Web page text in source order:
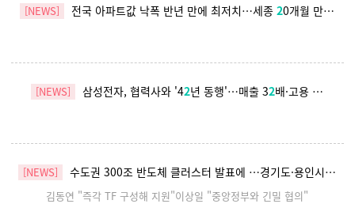
[NEWS] 전국 아파트값 낙폭 반년 만에 최저치…세종20개월 만…
[NEWS] 삼성전자, 협력사와 '42년 동행'…매출 32배·고용 …
[NEWS] 수도권 300조 반도체 클러스터 발표에 …경기도·용인시…
김동연 "즉각 TF 구성해 지원"이상일 "중앙정부와 긴밀 협의"